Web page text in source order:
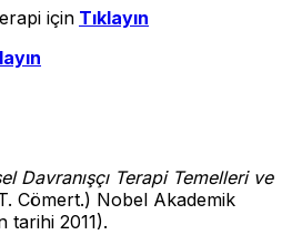
için Tıklayın
Davranışçı Terapi Temelleri ve
Cömert.) Nobel Akademik
tarihi 2011).